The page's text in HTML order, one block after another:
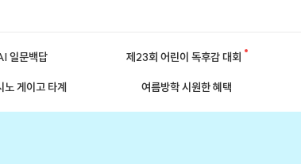
일문백답 제23회 어린이 독후감 대회
노 게이고 타계 여름방학 시원한 혜택